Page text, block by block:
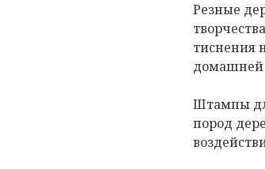
Резные
тиснения
домашней
Штампы
пород